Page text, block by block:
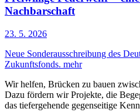
Nachbarschaft
23. 5. 2026
Neue Sonderausschreibung des
Zukunftsfonds. mehr
Wir helfen, Brücken zu bauen
Dazu fördern wir Projekte, die
das tiefergehende gegenseitige